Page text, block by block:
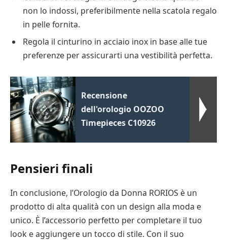
non lo indossi, preferibilmente nella scatola regalo
in pelle fornita.
Regola il cinturino in acciaio inox in base alle tue
preferenze per assicurarti una vestibilità perfetta.
Recensione
dell'orologio OOZOO
Timepieces C10926
Pensieri finali
In conclusione, l’Orologio da Donna RORIOS è un
prodotto di alta qualità con un design alla moda e
unico. È l’accessorio perfetto per completare il tuo
look e aggiungere un tocco di stile. Con il suo